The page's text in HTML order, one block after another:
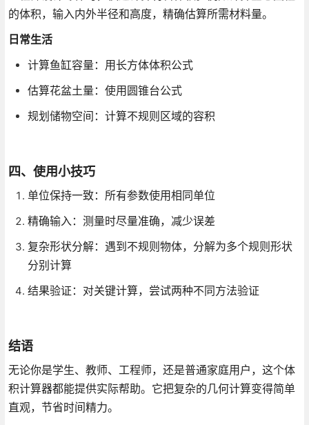
的体积，输入内外半径和高度，精确估算所需材料量。
日常生活
计算鱼缸容量：用长方体体积公式
估算花盆土量：使用圆锥台公式
规划储物空间：计算不规则区域的容积
四、使用小技巧
单位保持一致：所有参数使用相同单位
精确输入：测量时尽量准确，减少误差
复杂形状分解：遇到不规则物体，分解为多个规则形状
分别计算
结果验证：对关键计算，尝试两种不同方法验证
结语
无论你是学生、教师、工程师，还是普通家庭用户，这个体
积计算器都能提供实际帮助。它把复杂的几何计算变得简单
直观，节省时间精力。